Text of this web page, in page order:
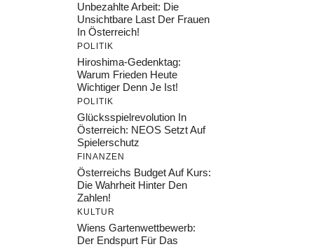
Unbezahlte Arbeit: Die
Unsichtbare Last Der Frauen
In Österreich!
POLITIK
Hiroshima-Gedenktag:
Warum Frieden Heute
Wichtiger Denn Je Ist!
POLITIK
Glücksspielrevolution In
Österreich: NEOS Setzt Auf
Spielerschutz
FINANZEN
Österreichs Budget Auf Kurs:
Die Wahrheit Hinter Den
Zahlen!
KULTUR
Wiens Gartenwettbewerb:
Der Endspurt Für Das